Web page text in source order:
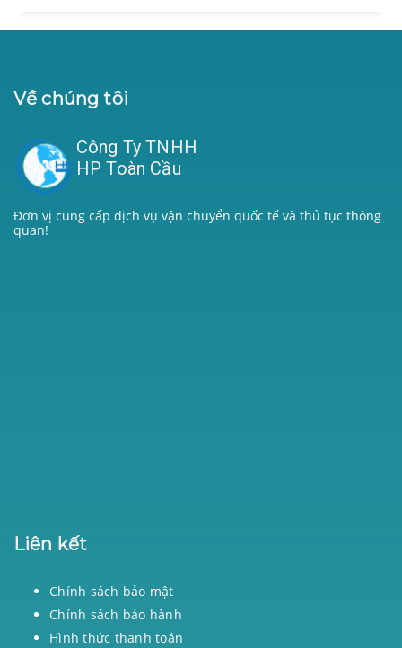
Về chúng tôi
Công Ty TNHH
HP Toàn Cầu
Đơn vị cung cấp dịch vụ vận chuyển quốc tế và thủ tục thông
quan!
Liên kết
Chính sách bảo mật
Chính sách bảo hành
Hình thức thanh toán